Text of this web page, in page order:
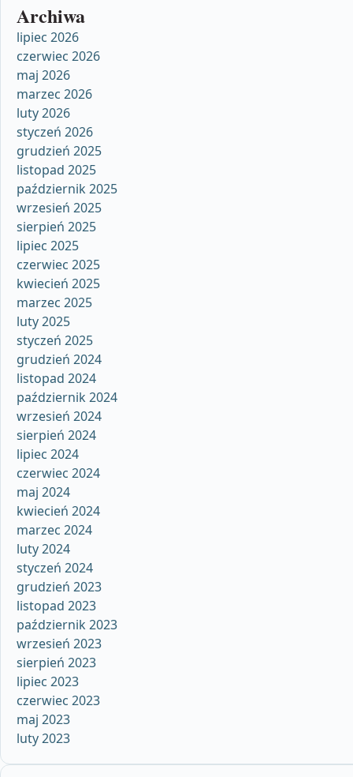
Archiwa
lipiec 2026
czerwiec 2026
maj 2026
marzec 2026
luty 2026
styczeń 2026
grudzień 2025
listopad 2025
październik 2025
wrzesień 2025
sierpień 2025
lipiec 2025
czerwiec 2025
kwiecień 2025
marzec 2025
luty 2025
styczeń 2025
grudzień 2024
listopad 2024
październik 2024
wrzesień 2024
sierpień 2024
lipiec 2024
czerwiec 2024
maj 2024
kwiecień 2024
marzec 2024
luty 2024
styczeń 2024
grudzień 2023
listopad 2023
październik 2023
wrzesień 2023
sierpień 2023
lipiec 2023
czerwiec 2023
maj 2023
luty 2023